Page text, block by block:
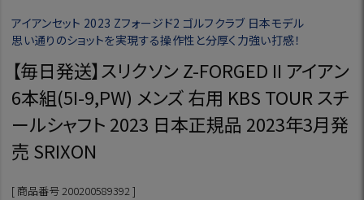
アイアンセット 2023 Zフォージド2 ゴルフクラブ 日本モデル
思い通りのショットを実現する操作性と分厚く力強い打感！
【毎日発送】スリクソン Z-FORGED II アイアン
6本組(5I-9,PW) メンズ 右用 KBS TOUR スチ
ールシャフト 2023 日本正規品 2023年3月発
売 SRIXON
商品番号 200200589392